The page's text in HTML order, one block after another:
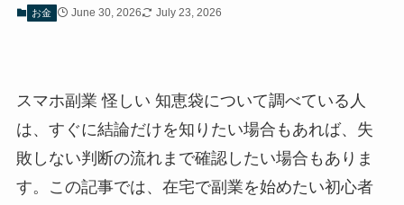
お金 June 30, 2026 July 23, 2026
スマホ副業 怪しい 知恵袋について調べている人
は、すぐに結論だけを知りたい場合もあれば、失
敗しない判断の流れまで確認したい場合もありま
す。この記事では、在宅で副業を始めたい初心者